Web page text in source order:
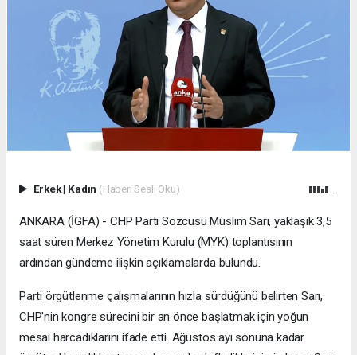
Erkek| Kadın (Haberi Sesli Oku)
ANKARA (İGFA) - CHP Parti Sözcüsü Müslim Sarı, yaklaşık 3,5
saat süren Merkez Yönetim Kurulu (MYK) toplantısının
ardından gündeme ilişkin açıklamalarda bulundu.
Parti örgütlenme çalışmalarının hızla sürdüğünü belirten Sarı,
CHP'nin kongre sürecini bir an önce başlatmak için yoğun
mesai harcadıklarını ifade etti. Ağustos ayı sonuna kadar